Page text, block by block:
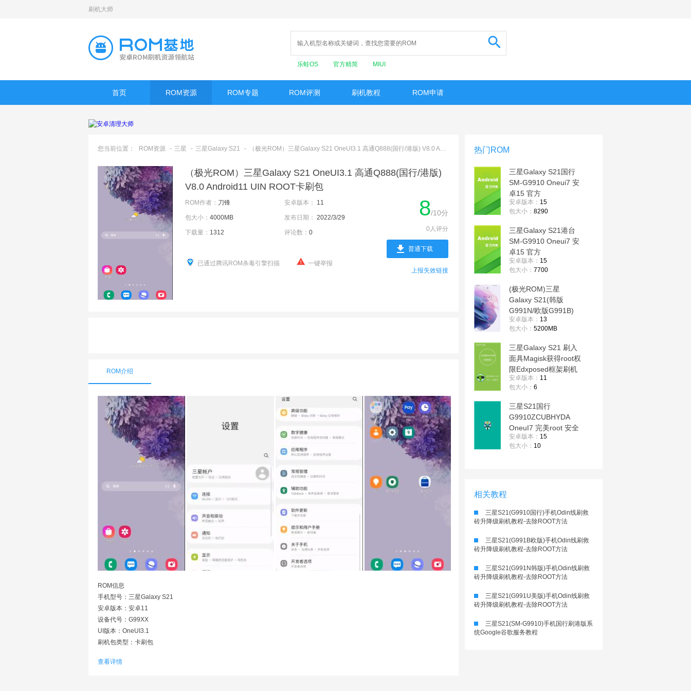
刷机大师
乐蛙OS 官方精简 MIUI
首页 ROM资源 ROM专题 ROM评测 刷机教程 ROM申请
您当前位置： ROM资源 - 三星 - 三星Galaxy S21 - （极光ROM）三星Galaxy S21 OneUI3.1 高通Q888(国行/港版) V8.0 Android11 UIN ROOT卡刷包
（极光ROM）三星Galaxy S21 OneUI3.1 高通Q888(国行/港版)
V8.0 Android11 UIN ROOT卡刷包
ROM作者： 刀锋 安卓版本： 11
包大小： 4000MB 发布日期： 2022/3/29
下载量： 1312 评论数： 0
已通过腾讯ROM杀毒引擎扫描 一键举报
8/10分
0人评分
普通下载
上报失效链接
ROM介绍
ROM信息
手机型号：三星Galaxy S21
安卓版本：安卓11
设备代号：G99XX
UI版本：OneUI3.1
刷机包类型：卡刷包
查看详情
热门ROM
三星Galaxy S21国行
SM-G9910 Oneui7 安
卓15 官方
G9910ZCSCHYE1纯
净原版 线刷包
安卓版本： 15
包大小： 8290
三星Galaxy S21港台
SM-G9910 Oneui7 安
卓15 官方
G9910ZHUBHYD9纯
净原版 线刷包
安卓版本： 15
包大小： 7700
(极光ROM)三星
Galaxy S21(韩版
G991N/欧版G991B)
OneUI5.0猎户全系列
E2100 G99XX V20.0
Android13 WAF
ROOT卡刷包
安卓版本： 13
包大小： 5200MB
三星Galaxy S21 刷入
面具Magisk获得root权
限Edxposed框架刷机
救砖
安卓版本： 11
包大小： 6
三星S21国行
G9910ZCUBHYDA
OneuI7 完美root 安全
文件夹修复 解system
分区 功能增强
安卓版本： 15
包大小： 10
相关教程
三星S21(G9910国行)手机Odin线刷救
砖升降级刷机教程-去除ROOT方法
三星S21(G991B欧版)手机Odin线刷救
砖升降级刷机教程-去除ROOT方法
三星S21(G991N韩版)手机Odin线刷救
砖升降级刷机教程-去除ROOT方法
三星S21(G991U美版)手机Odin线刷救
砖升降级刷机教程-去除ROOT方法
三星S21(SM-G9910)手机国行刷港版系
统Google谷歌服务教程